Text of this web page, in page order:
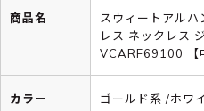
商品名
スウィートアル
レス ネックレス
VCARF69100 【
カラー ゴールド系 /ホワ